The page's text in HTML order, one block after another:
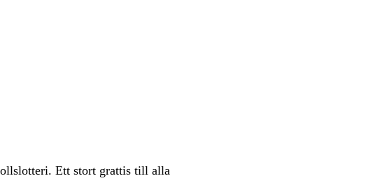
Ett stort grattis till alla